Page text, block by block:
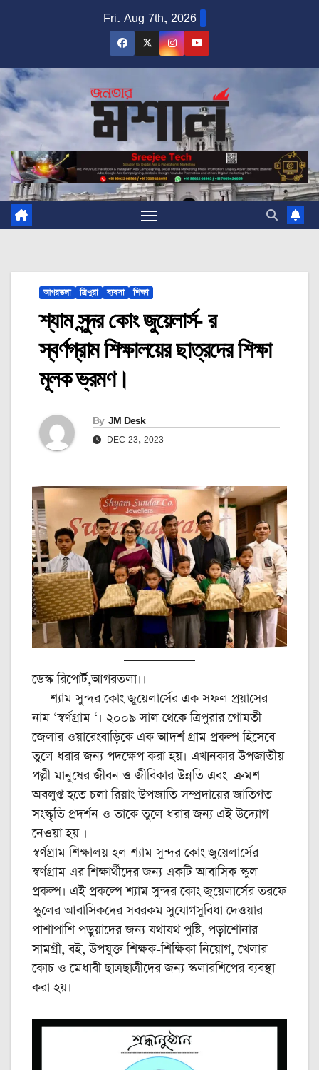
Fri. Aug 7th, 2026
আগরতলা ত্রিপুরা ব্যবসা শিক্ষা
শ্যাম সুন্দর কোং জুয়েলার্স- র
স্বর্ণগ্রাম শিক্ষালয়ের ছাত্রদের শিক্ষা
মূলক ভ্রমণ।
By JM Desk
DEC 23, 2023
ডেস্ক রিপোর্ট,আগরতলা।।
শ্যাম সুন্দর কোং জুয়েলার্সের এক সফল প্রয়াসের
নাম ‘স্বর্ণগ্রাম ‘। ২০০৯ সাল থেকে ত্রিপুরার গোমতী
জেলার ওয়ারেংবাড়িকে এক আদর্শ গ্রাম প্রকল্প হিসেবে
তুলে ধরার জন্য পদক্ষেপ করা হয়। এখIনকার উপজাতীয়
পল্লী মানুষের জীবন ও জীবিকার উন্নতি এবং ক্রমশ
অবলুপ্ত হতে চলা রিয়াং উপজাতি সম্প্রদায়ের জাতিগত
সংস্কৃতি প্রদর্শন ও তাকে তুলে ধরার জন্য এই উদ্যোগ
নেওয়া হয় ।
স্বর্ণগ্রাম শিক্ষালয় হল শ্যাম সুন্দর কোং জুয়েলার্সের
স্বর্ণগ্রাম এর শিক্ষার্থীদের জন্য একটি আবাসিক স্কুল
প্রকল্প। এই প্রকল্পে শ্যাম সুন্দর কোং জুয়েলার্সের তরফে
স্কুলের আবাসিকদের সবরকম সুযোগসুবিধা দেওয়ার
পাশাপাশি পড়ুয়াদের জন্য যথাযথ পুষ্টি, পড়াশোনার
সামগ্রী, বই, উপযুক্ত শিক্ষক-শিক্ষিকা নিয়োগ, খেলার
কোচ ও মেধাবী ছাত্রছাত্রীদের জন্য স্কলারশিপের ব্যবস্থা
করা হয়।